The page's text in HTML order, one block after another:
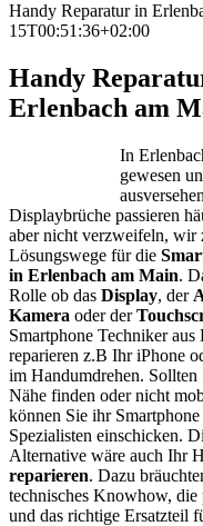
Handy Reparatur in
15T00:51:36+02:00
Handy
Erlenbach am
In
gewesen
Displaybrüche passieren
aber nicht verzweifeln, wir
Lösungswege für die
in Erlenbach am Main.
Rolle ob das Display, der
Kamera oder der
Smartphone Techniker
reparieren z.B Ihr iPhone
im Handumdrehen. Sollten
Nähe finden oder nicht
können Sie ihr
Spezialisten einschicken.
Alternative wäre auch Ihr
reparieren. Dazu
technisches Knowhow, die
und das richtige Ersatzteil